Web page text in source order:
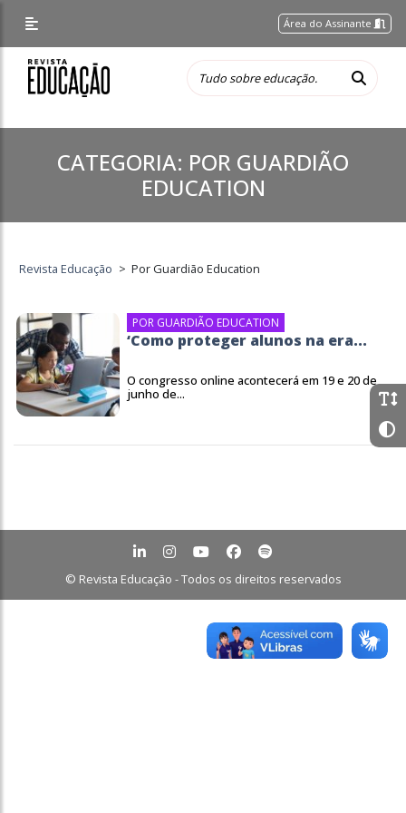
Área do Assinante
CATEGORIA: POR GUARDIÃO
EDUCATION
Revista Educação > Por Guardião Education
POR GUARDIÃO EDUCATION
‘Como proteger alunos na era...
O congresso online acontecerá em 19 e 20 de
junho de...
© Revista Educação - Todos os direitos reservados